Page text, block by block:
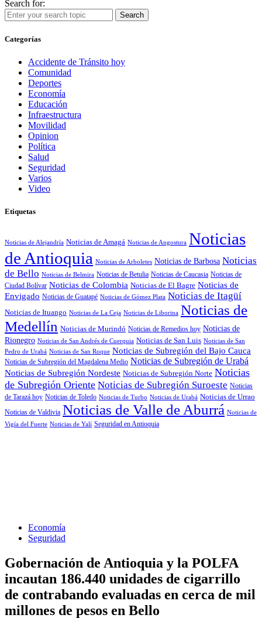
Search for:
Search
Categorías
Accidente de Tránsito hoy
Comunidad
Deportes
Economía
Educación
Infraestructura
Movilidad
Opinion
Política
Salud
Seguridad
Varios
Video
Etiquetas
Noticias de Alejandría Noticias de Amagá Noticias de Angostura Noticias
de Antioquia Noticias de Arboletes Noticias de Barbosa Noticias
de Bello Noticias de Belmira Noticias de Betulia Noticias de Caucasia Noticias de
Ciudad Bolívar Noticias de Colombia Noticias de El Bagre Noticias de
Envigado Noticias de Guatapé Noticias de Gómez Plata Noticias de Itagüí
Noticias de Ituango Noticias de La Ceja Noticias de Liborina Noticias de
Medellín Noticias de Murindó Noticias de Remedios hoy Noticias de
Rionegro Noticias de San Andrés de Cuerquia Noticias de San Luis Noticias de San
Pedro de Urabá Noticias de San Roque Noticias de Subregión del Bajo Cauca
Noticias de Subregión del Magdalena Medio Noticias de Subregión de Urabá
Noticias de Subregión Nordeste Noticias de Subregión Norte Noticias
de Subregión Oriente Noticias de Subregión Suroeste Noticias
de Tarazá hoy Noticias de Toledo Noticias de Turbo Noticias de Urabá Noticias de Urrao
Noticias de Valdivia Noticias de Valle de Aburrá Noticias de
Vigía del Fuerte Noticias de Yalí Seguridad en Antioquia
Economía
Seguridad
Gobernación de Antioquia y la POLFA
incautan 186.440 unidades de cigarrillo
de contrabando evaluadas en cerca de mil
millones de pesos en Bello